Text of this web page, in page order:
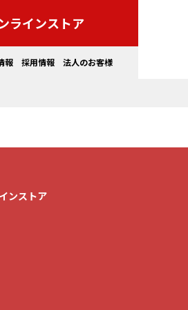
イブレコーダー・その他
ラインストア
報 採用情報 法人のお客様
ンストア